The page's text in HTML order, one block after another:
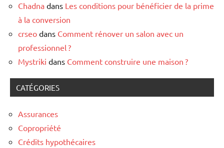
Chadna dans Les conditions pour bénéficier de la prime
à la conversion
crseo dans Comment rénover un salon avec un
professionnel ?
Mystriki dans Comment construire une maison ?
CATÉGORIES
Assurances
Copropriété
Crédits hypothécaires